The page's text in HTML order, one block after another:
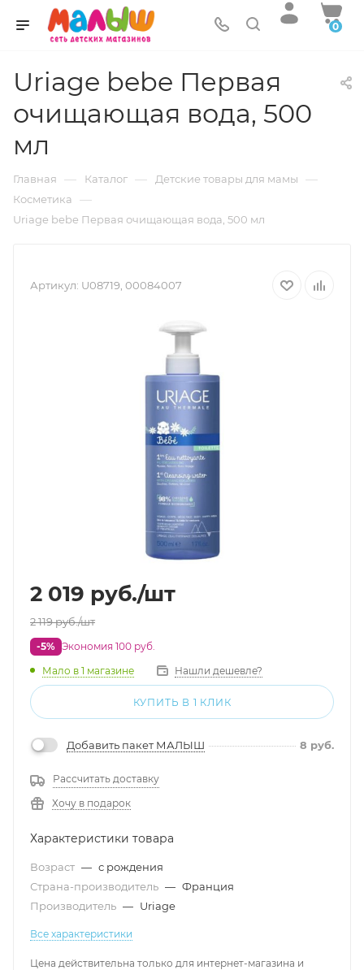
0
Uriage bebe Первая
очищающая вода, 500
мл
Главная — Каталог — Детские товары для мамы —
Косметика —
Uriage bebe Первая очищающая вода, 500 мл
Артикул: U08719, 00084007
2 019 руб./шт
2 119руб./шт
-5% Экономия 100 руб.
Мало в 1 магазине Нашли дешевле?
КУПИТЬ В 1 КЛИК
Добавить пакет МАЛЫШ 8 руб.
Рассчитать доставку
Хочу в подарок
Характеристики товара
Возраст — с рождения
Страна-производитель — Франция
Производитель — Uriage
Все характеристики
Цена действительна только для интернет-магазина и